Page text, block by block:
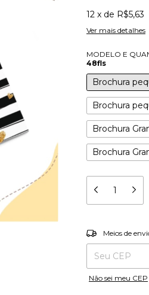
12 x de R$5,63
Ver mais detalhes
MODELO E
48fls
Brochura
Brochura
Brochura
Brochura
Entregas para o
Meios de
Não sei meu CEP